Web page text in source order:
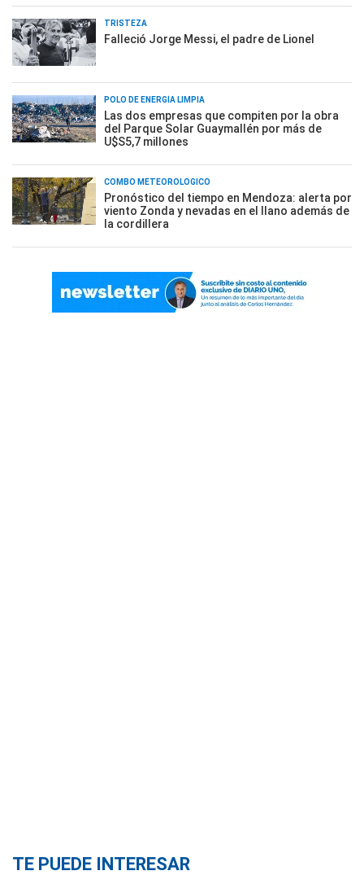
TRISTEZA
Falleció Jorge Messi, el padre de Lionel
POLO DE ENERGÍA LIMPIA
Las dos empresas que compiten por la obra
del Parque Solar Guaymallén por más de
U$S5,7 millones
COMBO METEOROLÓGICO
Pronóstico del tiempo en Mendoza: alerta por
viento Zonda y nevadas en el llano además de
la cordillera
TE PUEDE INTERESAR